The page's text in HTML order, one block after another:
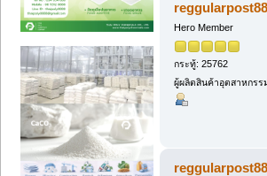
reggularpost88
Hero Member
กระทู้: 25762
ผู้ผลิตสินค้าอุตสาหกรร
reggularpost88